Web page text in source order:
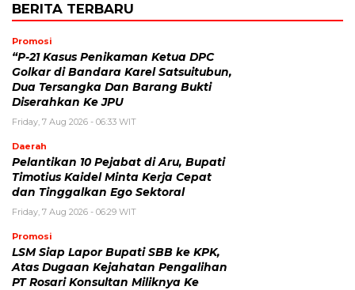
BERITA TERBARU
Promosi
“P-21 Kasus Penikaman Ketua DPC
Golkar di Bandara Karel Satsuitubun,
Dua Tersangka Dan Barang Bukti
Diserahkan Ke JPU
Friday, 7 Aug 2026 - 06:33 WIT
Daerah
Pelantikan 10 Pejabat di Aru, Bupati
Timotius Kaidel Minta Kerja Cepat
dan Tinggalkan Ego Sektoral
Friday, 7 Aug 2026 - 06:29 WIT
Promosi
LSM Siap Lapor Bupati SBB ke KPK,
Atas Dugaan Kejahatan Pengalihan
PT Rosari Konsultan Miliknya Ke